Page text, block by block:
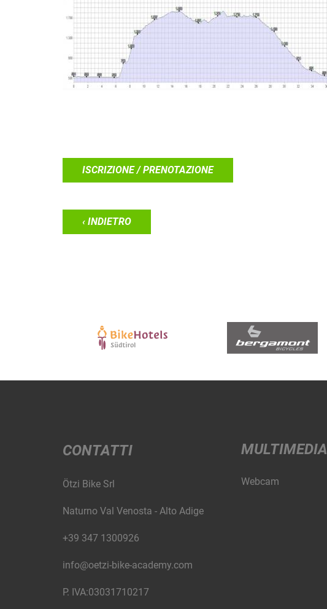
ISCRIZIONE / PRENOTAZIONE
‹ INDIETRO
CONTATTI
Ötzi Bike Srl
Naturno Val Venosta - Alto Adige
+39 347 1300926
info@oetzi-bike-academy.com
P. IVA:03031710217
MULTIMEDIA
Webcam